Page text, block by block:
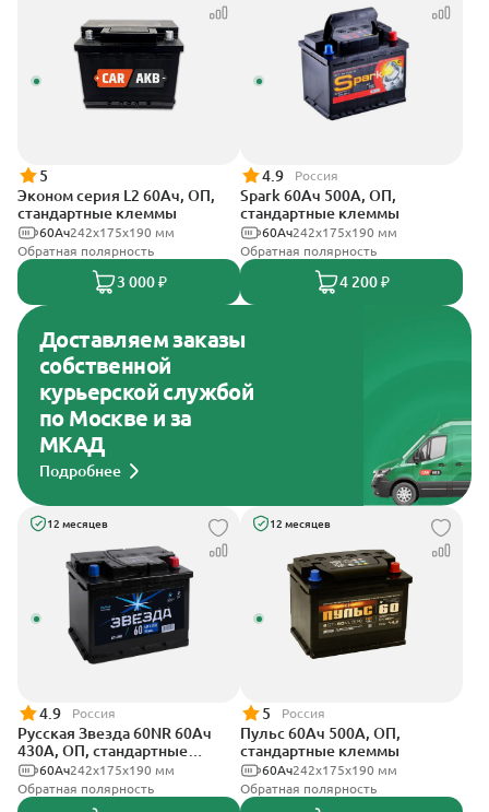
5
Эконом серия L2 60Ач, ОП,
стандартные клеммы
242х175х190 мм
60Ач
Обратная полярность
3 000 ₽
4.9 Россия
Spark 60Ач 500А, ОП,
стандартные клеммы
242х175х190 мм
60Ач
Обратная полярность
4 200 ₽
Доставляем заказы
собственной
курьерской службой
по Москве и за
МКАД
Подробнее
12 месяцев
4.9 Россия
Русская Звезда 60NR 60Ач
430А, ОП, стандартные
клеммы242x175x190 мм
60Ач
Обратная полярность
12 месяцев
5 Россия
Пульс 60Ач 500А, ОП,
стандартные клеммы
242x175x190 мм
60Ач
Обратная полярность